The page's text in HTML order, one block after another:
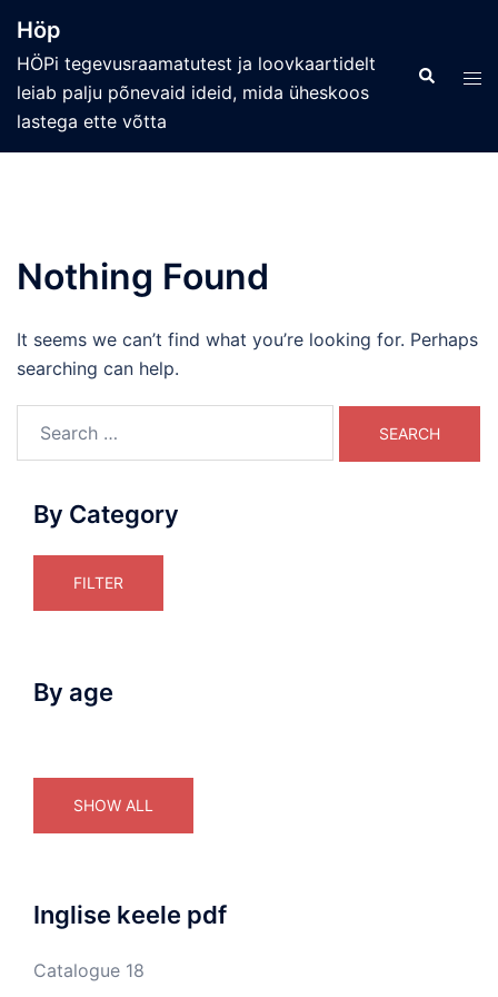
content
Höp
HÖPi tegevusraamatutest ja loovkaartidelt
leiab palju põnevaid ideid, mida üheskoos
lastega ette võtta
Search
Nothing Found
It seems we can’t find what you’re looking for. Perhaps
searching can help.
By Category
FILTER
By age
SHOW ALL
Inglise keele pdf
Catalogue 18